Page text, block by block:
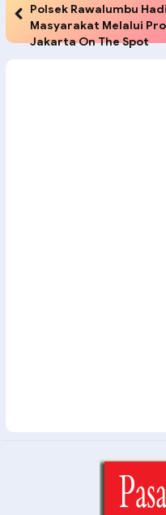
Polsek Rawalumbu
Masyarakat Melalui
Jakarta On The Spot